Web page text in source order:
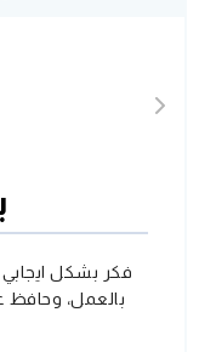
فكر بشكل ايجابي
بالعمل، وحافظ